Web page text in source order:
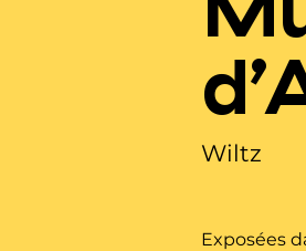
Wiltz
Exposées